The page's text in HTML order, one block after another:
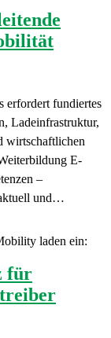
erfordert fundiertes
Ladeinfrastruktur,
wirtschaftlichen
E-
–
und…
laden ein:
für